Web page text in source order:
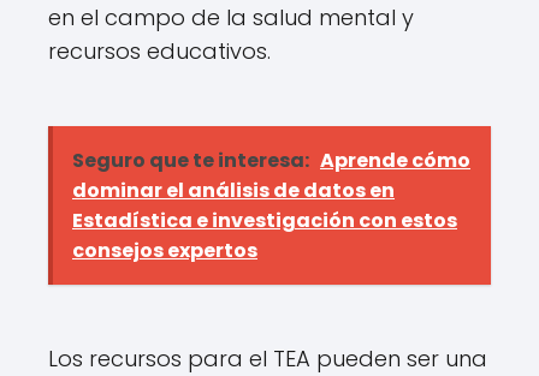
en el campo de la salud mental y
recursos educativos.
Seguro que te interesa: Aprende cómo
dominar el análisis de datos en
Estadística e investigación con estos
consejos expertos
Los recursos para el TEA pueden ser una